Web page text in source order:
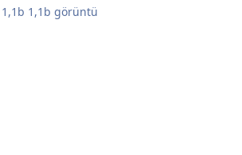
1,1b görüntü